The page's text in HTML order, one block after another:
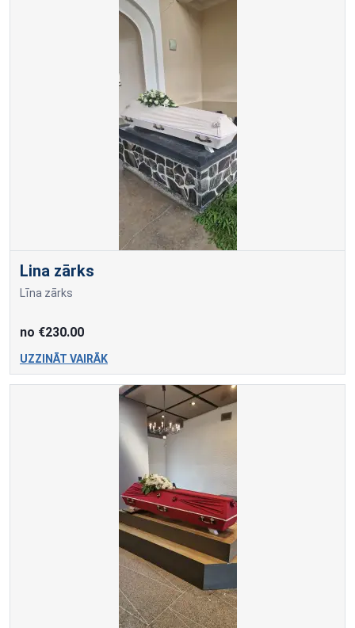
Lina zārks
Līna zārks
no €230.00
UZZINĀT VAIRĀK